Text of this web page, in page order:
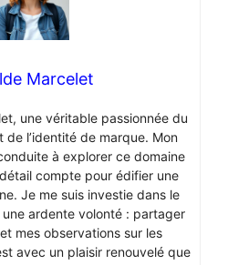
Marcelet
une véritable passionnée du
l’identité de marque. Mon
à explorer ce domaine
compte pour édifier une
Je me suis investie dans le
ardente volonté : partager
mes observations sur les
avec un plaisir renouvelé que